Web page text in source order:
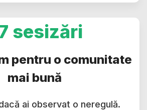
sesizări
pentru o comunitate
mai bună
ai observat o neregulă.